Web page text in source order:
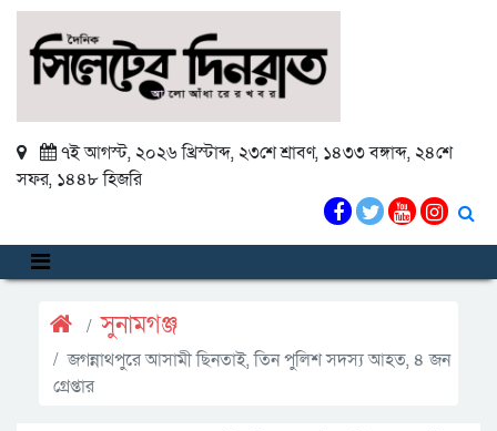
৭ই আগস্ট, ২০২৬ খ্রিস্টাব্দ, ২৩শে শ্রাবণ, ১৪৩৩ বঙ্গাব্দ, ২৪শে
সফর, ১৪৪৮ হিজরি
সুনামগঞ্জ
জগন্নাথপুরে আসামী ছিনতাই, তিন পুলিশ সদস্য আহত, ৪ জন
গ্রেপ্তার